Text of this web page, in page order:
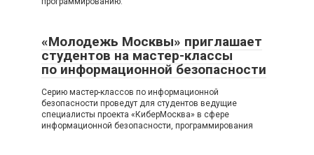
«Молодежь Москвы» приглашает
студентов на мастер-классы
по информационной безопасности
Серию мастер-классов по информационной
безопасности проведут для студентов ведущие
специалисты проекта «КиберМосква» в сфере
информационной безопасности, программирования